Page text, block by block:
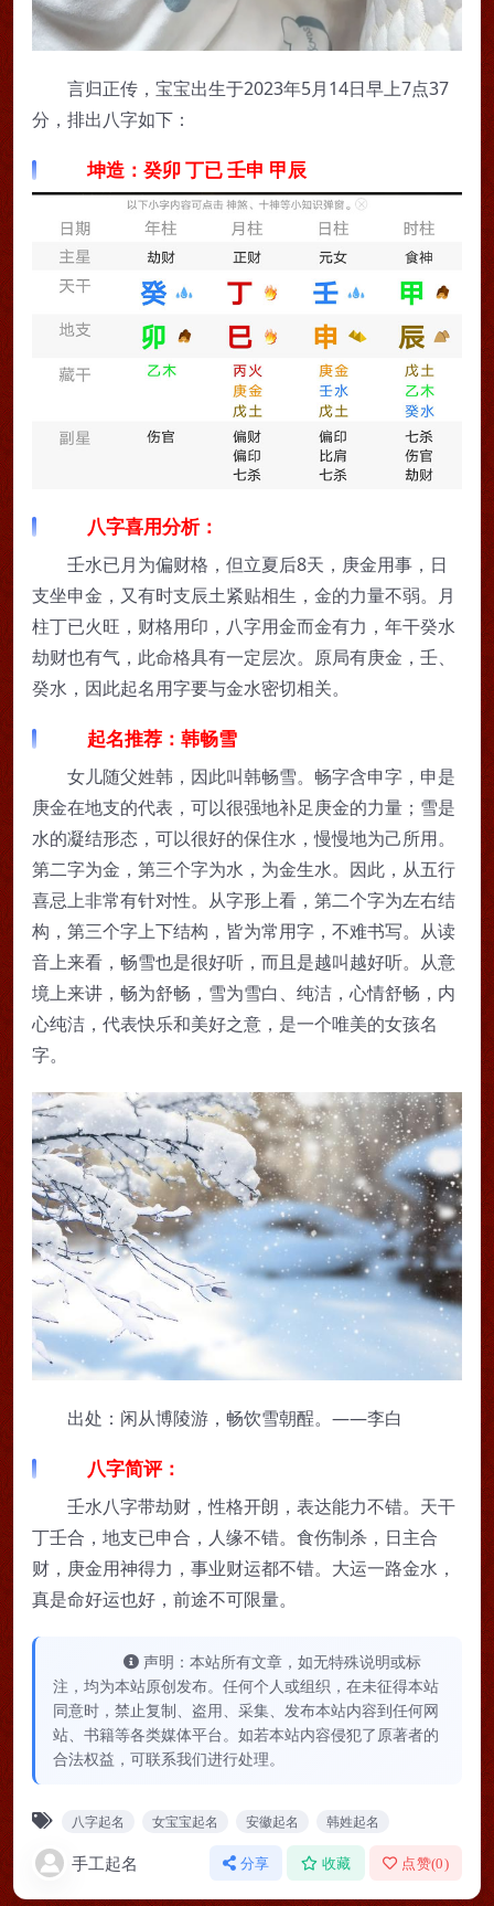
言归正传，宝宝出生于2023年5月14日早上7点37
分，排出八字如下：
坤造：癸卯 丁已 壬申 甲辰
八字喜用分析：
壬水已月为偏财格，但立夏后8天，庚金用事，日
支坐申金，又有时支辰土紧贴相生，金的力量不弱。月
柱丁已火旺，财格用印，八字用金而金有力，年干癸水
劫财也有气，此命格具有一定层次。原局有庚金，壬、
癸水，因此起名用字要与金水密切相关。
起名推荐：韩畅雪
女儿随父姓韩，因此叫韩畅雪。畅字含申字，申是
庚金在地支的代表，可以很强地补足庚金的力量；雪是
水的凝结形态，可以很好的保住水，慢慢地为己所用。
第二字为金，第三个字为水，为金生水。因此，从五行
喜忌上非常有针对性。从字形上看，第二个字为左右结
构，第三个字上下结构，皆为常用字，不难书写。从读
音上来看，畅雪也是很好听，而且是越叫越好听。从意
境上来讲，畅为舒畅，雪为雪白、纯洁，心情舒畅，内
心纯洁，代表快乐和美好之意，是一个唯美的女孩名
字。
出处：闲从博陵游，畅饮雪朝酲。——李白
八字简评：
壬水八字带劫财，性格开朗，表达能力不错。天干
丁壬合，地支已申合，人缘不错。食伤制杀，日主合
财，庚金用神得力，事业财运都不错。大运一路金水，
真是命好运也好，前途不可限量。
声明：本站所有文章，如无特殊说明或标
注，均为本站原创发布。任何个人或组织，在未征得本站
同意时，禁止复制、盗用、采集、发布本站内容到任何网
站、书籍等各类媒体平台。如若本站内容侵犯了原著者的
合法权益，可联系我们进行处理。
八字起名 女宝宝起名 安徽起名 韩姓起名
手工起名 分享 收藏 点赞(0)